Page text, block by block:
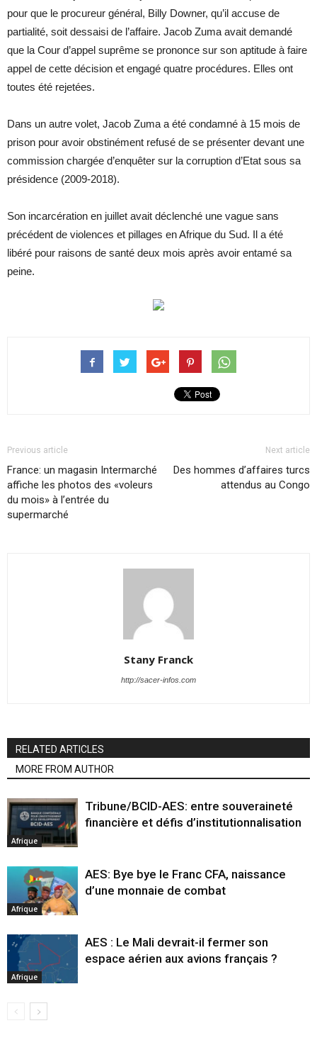
pour que le procureur général, Billy Downer, qu’il accuse de
partialité, soit dessaisi de l’affaire. Jacob Zuma avait demandé
que la Cour d’appel suprême se prononce sur son aptitude à faire
appel de cette décision et engagé quatre procédures. Elles ont
toutes été rejetées.
Dans un autre volet, Jacob Zuma a été condamné à 15 mois de
prison pour avoir obstinément refusé de se présenter devant une
commission chargée d’enquêter sur la corruption d’Etat sous sa
présidence (2009-2018).
Son incarcération en juillet avait déclenché une vague sans
précédent de violences et pillages en Afrique du Sud. Il a été
libéré pour raisons de santé deux mois après avoir entamé sa
peine.
Previous article
France: un magasin Intermarché
affiche les photos des «voleurs
du mois» à l’entrée du
supermarché
Next article
Des hommes d’affaires turcs
attendus au Congo
Stany Franck
http://sacer-infos.com
RELATED ARTICLES
MORE FROM AUTHOR
Afrique
Tribune/BCID-AES: entre souveraineté
financière et défis d’institutionnalisation
Afrique
AES: Bye bye le Franc CFA, naissance
d’une monnaie de combat
Afrique
AES : Le Mali devrait-il fermer son
espace aérien aux avions français ?